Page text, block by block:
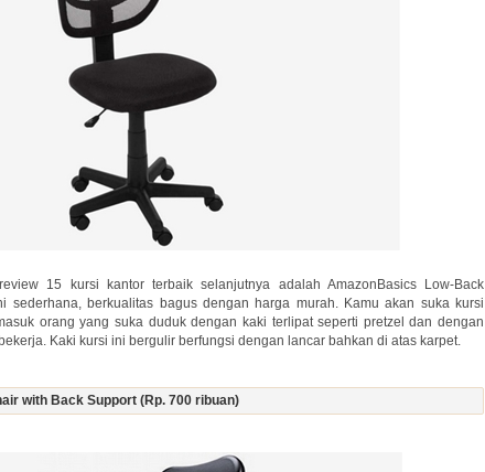
15 kursi kantor terbaik selanjutnya adalah AmazonBasics Low-Back
sederhana, berkualitas bagus dengan harga murah. Kamu akan suka kursi
orang yang suka duduk dengan kaki terlipat seperti pretzel dan dengan
Kaki kursi ini bergulir berfungsi dengan lancar bahkan di atas karpet.
with Back Support (Rp. 700 ribuan)